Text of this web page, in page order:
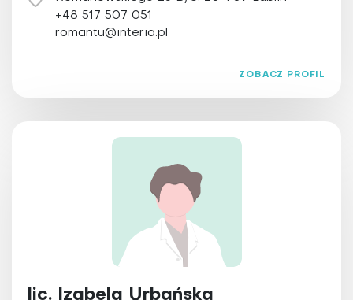
+48 517 507 051
romantu@interia.pl
ZOBACZ PROFIL
lic. Izabela Urbańska